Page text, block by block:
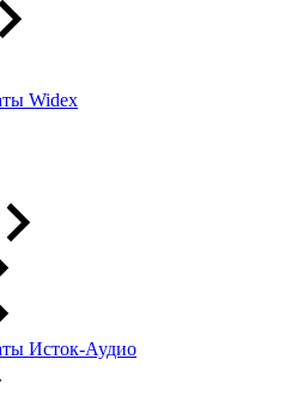
Widex
Исток-Аудио